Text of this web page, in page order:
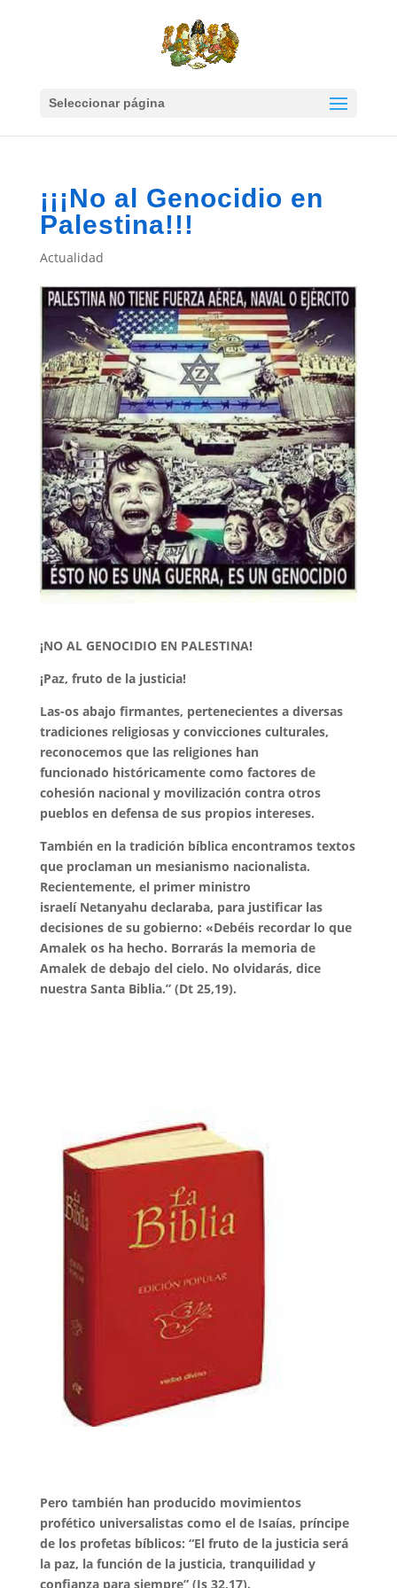
Seleccionar página
¡¡¡No al Genocidio en
Palestina!!!
Actualidad
¡NO AL GENOCIDIO EN PALESTINA!
¡Paz, fruto de la justicia!
Las-os abajo firmantes, pertenecientes a diversas
tradiciones religiosas y convicciones culturales,
reconocemos que las religiones han
funcionado históricamente como factores de
cohesión nacional y movilización contra otros
pueblos en defensa de sus propios intereses.
También en la tradición bíblica encontramos textos
que proclaman un mesianismo nacionalista.
Recientemente, el primer ministro
israelí Netanyahu declaraba, para justificar las
decisiones de su gobierno: «Debéis recordar lo que
Amalek os ha hecho. Borrarás la memoria de
Amalek de debajo del cielo. No olvidarás, dice
nuestra Santa Biblia.” (Dt 25,19).
Pero también han producido movimientos
profético universalistas como el de Isaías, príncipe
de los profetas bíblicos: “El fruto de la justicia será
la paz, la función de la justicia, tranquilidad y
confianza para siempre” (Is 32,17).